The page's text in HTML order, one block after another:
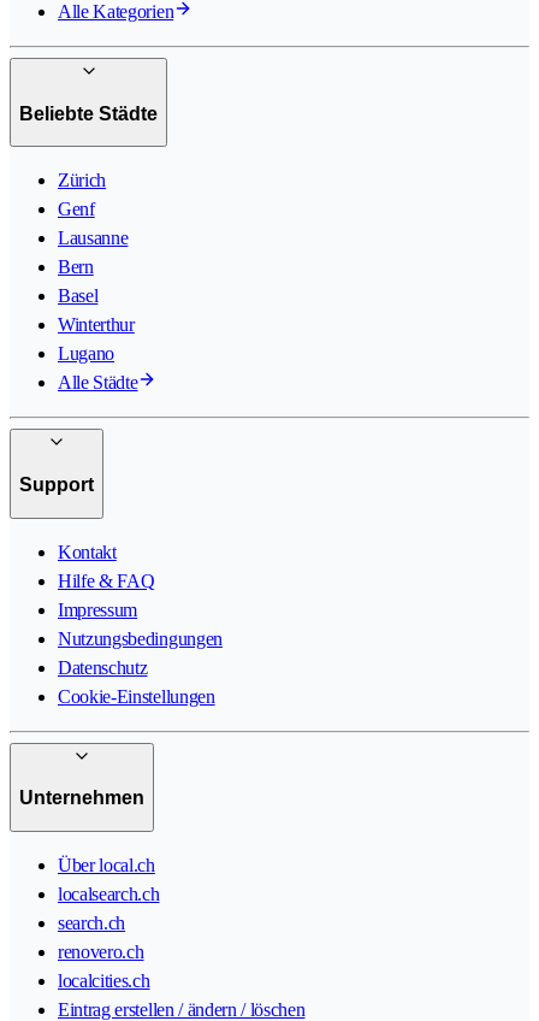
Alle Kategorien
Beliebte Städte
Zürich
Genf
Lausanne
Bern
Basel
Winterthur
Lugano
Alle Städte
Support
Kontakt
Hilfe & FAQ
Impressum
Nutzungsbedingungen
Datenschutz
Cookie-Einstellungen
Unternehmen
Über local.ch
localsearch.ch
search.ch
renovero.ch
localcities.ch
Eintrag erstellen / ändern / löschen